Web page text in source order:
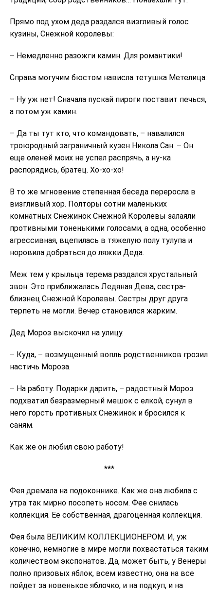
Прямо под ухом деда раздался визгливый голос
кузины, Снежной королевы:
– Немедленно разожги камин. Для романтики!
Справа могучим бюстом нависла тетушка Метелица:
– Ну уж нет! Сначала пускай пироги поставит печься,
а потом уж камин.
– Да ты тут кто, что командовать, – навалился
троюродный заграничный кузен Никола Сан. – Он
еще оленей моих не успел распрячь, а ну-ка
распорядись, братец. Хо-хо-хо!
В то же мгновение степенная беседа переросла в
визгливый хор. Полторы сотни маленьких
комнатных Снежинок Снежной Королевы залаяли
противными тоненькими голосами, а одна, особенно
агрессивная, вцепилась в тяжелую полу тулупа и
норовила добраться до ляжки Деда.
Меж тем у крыльца терема раздался хрустальный
звон. Это приближалась Ледяная Дева, сестра-
близнец Снежной Королевы. Сестры друг друга
терпеть не могли. Вечер становился жарким.
Дед Мороз выскочил на улицу.
– Куда, – возмущенный вопль родственников грозил
настичь Мороза.
– На работу. Подарки дарить, – радостный Мороз
подхватил безразмерный мешок с елкой, сунул в
него горсть противных Снежинок и бросился к
саням.
Как же он любил свою работу!
***
Фея дремала на подоконнике. Как же она любила с
утра так мирно посопеть носом. Фее снилась
коллекция. Ее собственная, драгоценная коллекция.
Фея была ВЕЛИКИМ КОЛЛЕКЦИОНЕРОМ. И, уж
конечно, немногие в мире могли похвастаться таким
количеством экспонатов. Да, может быть, у Венеры
полно призовых яблок, всем известно, она на все
пойдет за новенькое яблочко, и на подкуп, и на